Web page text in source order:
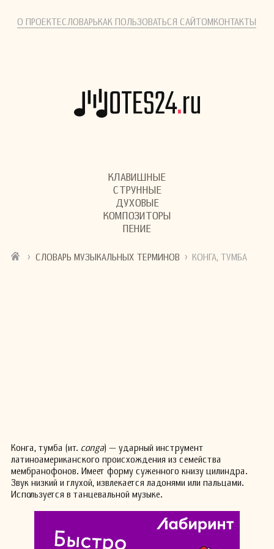
О ПРОЕКТЕСЛОВАРЬКАК ПОЛЬЗОВАТЬСЯ САЙТОМКОНТАКТЫ
КЛАВИШНЫЕ
СТРУННЫЕ
ДУХОВЫЕ
КОМПОЗИТОРЫ
ПЕНИЕ
› СЛОВАРЬ МУЗЫКАЛЬНЫХ ТЕРМИНОВ › КОНГА, ТУМБА
Конга, тумба (ит. conga) — ударный инструмент
латиноамериканского происхождения из семейства
мембранофонов. Имеет форму суженного книзу цилиндра.
Звук низкий и глухой, извлекается ладонями или пальцами.
Используется в танцевальной музыке.